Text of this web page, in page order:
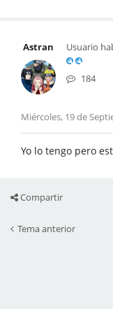
Astran Usuario
184
Miércoles, 19 de
Yo lo tengo pero
Compartir
Tema anterior